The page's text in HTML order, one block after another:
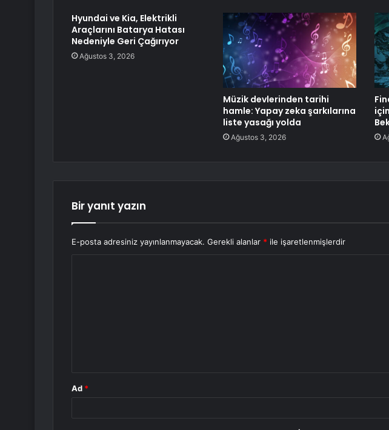
Hyundai ve Kia, Elektrikli
Araçlarını Batarya Hatası
Nedeniyle Geri Çağırıyor
Ağustos 3, 2026
Müzik devlerinden tarihi
hamle: Yapay zeka şarkılarına
liste yasağı yolda
Ağustos 3, 2026
Bir yanıt yazın
E-posta adresiniz yayınlanmayacak. Gerekli alanlar * ile işaretlenmişlerdir
Ad *